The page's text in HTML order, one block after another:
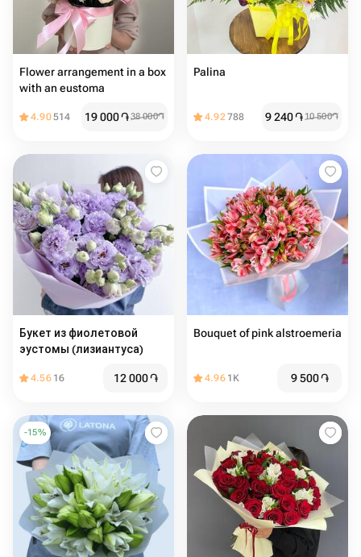
Flower arrangement in a box
with an eustoma
4.90514 19 000֏38 000֏
Palina
4.92788 9 240֏10 500֏
Букет из фиолетовой
эустомы (лизиантуса)
4.56 16 12 000֏
Bouquet of pink alstroemeria
4.96 1K 9 500֏
-15%